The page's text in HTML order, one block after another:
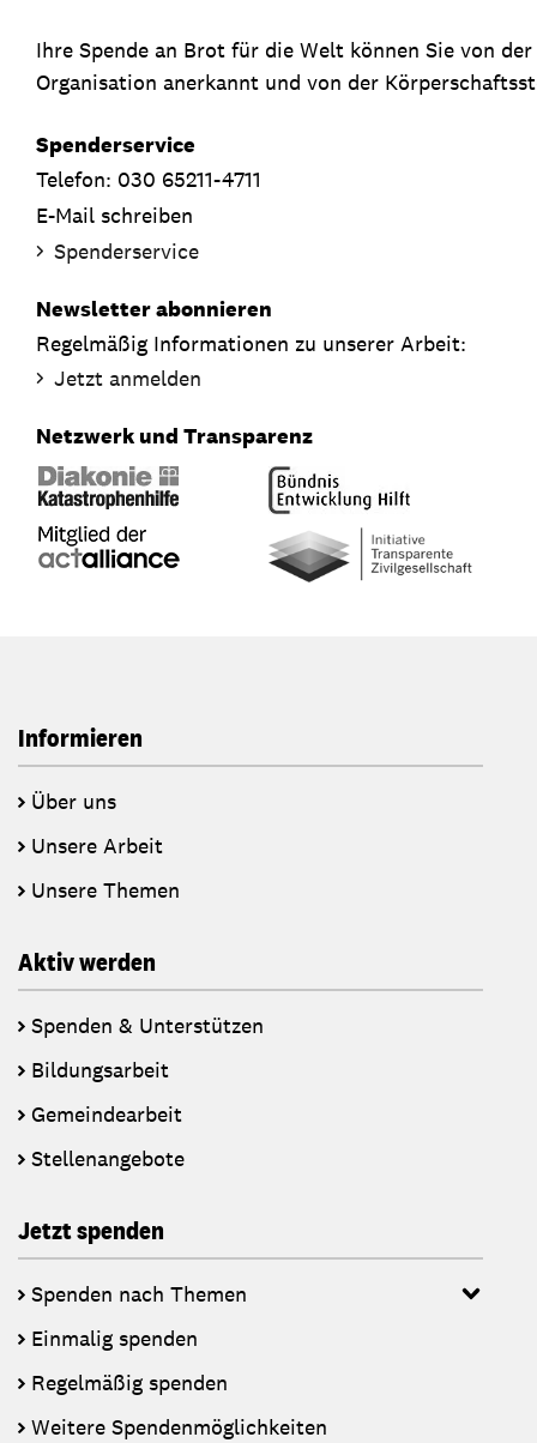
Ihre Spende an Brot für die Welt können Sie von
Organisation anerkannt und von der
Spenderservice
Telefon: 030 65211-4711
E-Mail schreiben
Spenderservice
Newsletter abonnieren
Regelmäßig Informationen zu unserer Arbeit:
Jetzt anmelden
Netzwerk und Transparenz
Informieren
Über uns
Unsere Arbeit
Unsere Themen
Aktiv werden
Spenden & Unterstützen
Bildungsarbeit
Gemeindearbeit
Stellenangebote
Jetzt spenden
Spenden nach Themen
Einmalig spenden
Regelmäßig spenden
Weitere Spendenmöglichkeiten